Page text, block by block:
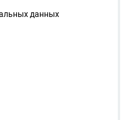
данных